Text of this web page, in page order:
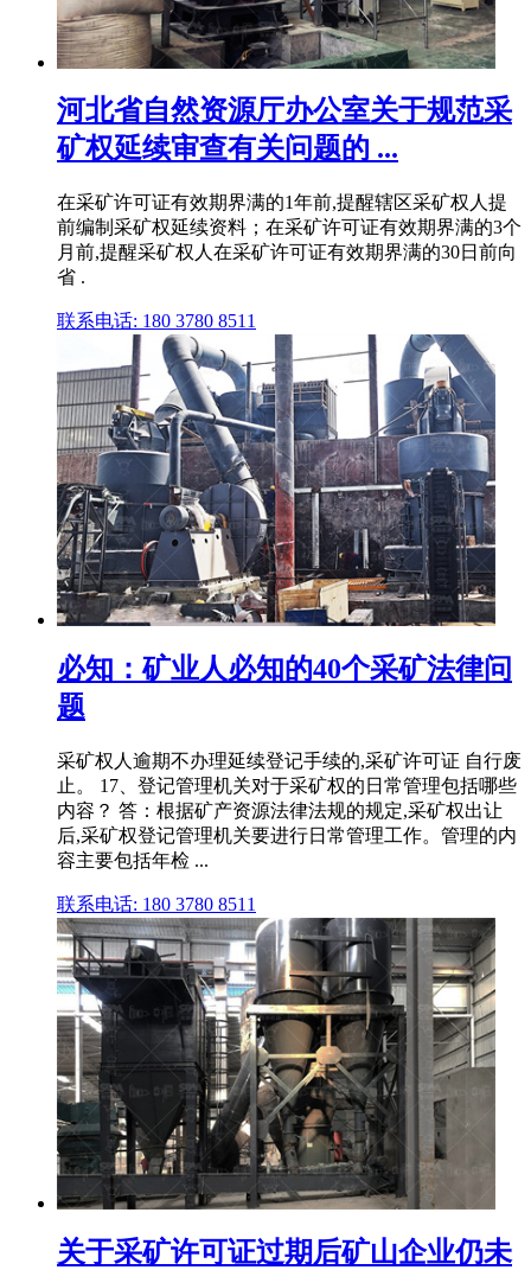
河北省自然资源厅办公室关于规范采
矿权延续审查有关问题的 ...
在采矿许可证有效期界满的1年前,提醒辖区采矿权人提
前编制采矿权延续资料；在采矿许可证有效期界满的3个
月前,提醒采矿权人在采矿许可证有效期界满的30日前向
省 .
联系电话: 180 3780 8511
必知：矿业人必知的40个采矿法律问
题
采矿权人逾期不办理延续登记手续的,采矿许可证 自行废
止。 17、登记管理机关对于采矿权的日常管理包括哪些
内容？ 答：根据矿产资源法律法规的规定,采矿权出让
后,采矿权登记管理机关要进行日常管理工作。管理的内
容主要包括年检 ...
联系电话: 180 3780 8511
关于采矿许可证过期后矿山企业仍未